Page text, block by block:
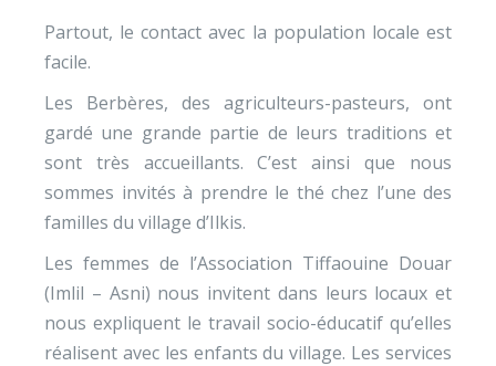
Partout, le contact avec la population locale est
facile.
Les Berbères, des agriculteurs-pasteurs, ont
gardé une grande partie de leurs traditions et
sont très accueillants. C’est ainsi que nous
sommes invités à prendre le thé chez l’une des
familles du village d’Ilkis.
Les femmes de l’Association Tiffaouine Douar
(Imlil – Asni) nous invitent dans leurs locaux et
nous expliquent le travail socio-éducatif qu’elles
réalisent avec les enfants du village. Les services